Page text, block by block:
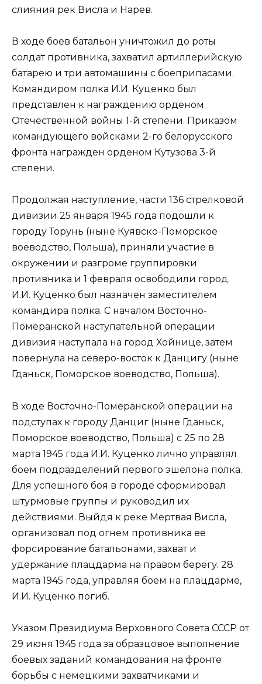
слияния рек Висла и Нарев.
В ходе боев батальон уничтожил до роты
солдат противника, захватил артиллерийскую
батарею и три автомашины с боеприпасами.
Командиром полка И.И. Куценко был
представлен к награждению орденом
Отечественной войны 1-й степени. Приказом
командующего войсками 2-го белорусского
фронта награжден орденом Кутузова 3-й
степени.
Продолжая наступление, части 136 стрелковой
дивизии 25 января 1945 года подошли к
городу Торунь (ныне Куявско-Поморское
воеводство, Польша), приняли участие в
окружении и разгроме группировки
противника и 1 февраля освободили город.
И.И. Куценко был назначен заместителем
командира полка. С началом Восточно-
Померанской наступательной операции
дивизия наступала на город Хойнице, затем
повернула на северо-восток к Данцигу (ныне
Гданьск, Поморское воеводство, Польша).
В ходе Восточно-Померанской операции на
подступах к городу Данциг (ныне Гданьск,
Поморское воеводство, Польша) с 25 по 28
марта 1945 года И.И. Куценко лично управлял
боем подразделений первого эшелона полка.
Для успешного боя в городе сформировал
штурмовые группы и руководил их
действиями. Выйдя к реке Мертвая Висла,
организовал под огнем противника ее
форсирование батальонами, захват и
удержание плацдарма на правом берегу. 28
марта 1945 года, управляя боем на плацдарме,
И.И. Куценко погиб.
Указом Президиума Верховного Совета СССР от
29 июня 1945 года за образцовое выполнение
боевых заданий командования на фронте
борьбы с немецкими захватчиками и